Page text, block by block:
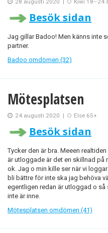
28 augusti 2020 Kiwi 18–24
Besök sidan
Jag gillar Badoo! Men känns inte
partner.
Badoo omdömen (32)
Mötesplatsen
24 augusti 2020 | Else 65+
Besök sidan
Tycker den är bra. Meeen
är utloggade är det en skillnad på
ok. Jag o min kille ser när vi
bli bättre för inte ska jag behöva
egentligen redan är utloggad o så
inte är inne.
Mötesplatsen omdömen (41)